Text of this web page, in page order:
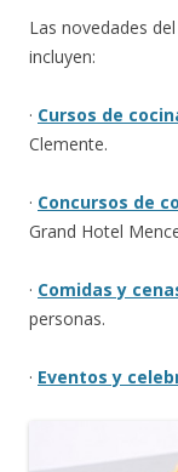
Las novedades del
incluyen:
· Cursos de
Clemente.
· Concursos de
Grand Hotel
· Comidas y
personas.
· Eventos y